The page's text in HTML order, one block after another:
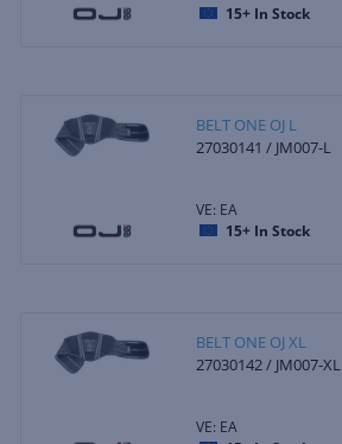
15+ In Stock
BELT ONE OJ L
27030141 / JM007-L
VE: EA
15+ In Stock
BELT ONE OJ XL
27030142 / JM007-XL
VE: EA